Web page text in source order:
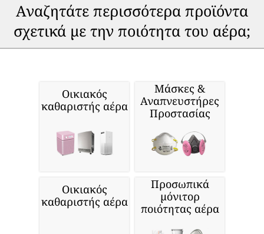
Αναζητάτε περισσότερα προϊόντα
σχετικά με την ποιότητα του αέρα;
Οικιακός
καθαριστής αέρα
Μάσκες &
Αναπνευστήρες
Προστασίας
Οικιακός
καθαριστής αέρα
Προσωπικά
μόνιτορ
ποιότητας αέρα